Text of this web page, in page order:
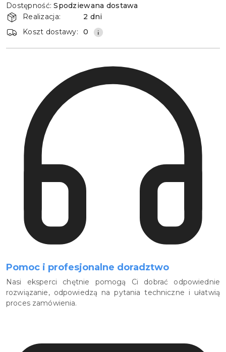
i
dostawa
Dostępność: Spodziewana dostawa
Realizacja:
2 dni
Koszt dostawy:
0
Pomoc i profesjonalne doradztwo
Nasi eksperci chętnie pomogą Ci dobrać odpowiednie
rozwiązanie, odpowiedzą na pytania techniczne i ułatwią
proces zamówienia.